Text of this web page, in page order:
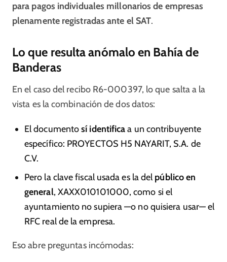
para pagos individuales millonarios de empresas
plenamente registradas ante el SAT.
Lo que resulta anómalo en Bahía de
Banderas
En el caso del recibo R6‑000397, lo que salta a la
vista es la combinación de dos datos:
El documentosí identificaa un contribuyente
específico: PROYECTOS H5 NAYARIT, S.A. de
C.V.
Pero la clave fiscal usada es la del público en
general, XAXX010101000, como si el
ayuntamiento no supiera —o no quisiera usar— el
RFC real de la empresa.
Eso abre preguntas incómodas: